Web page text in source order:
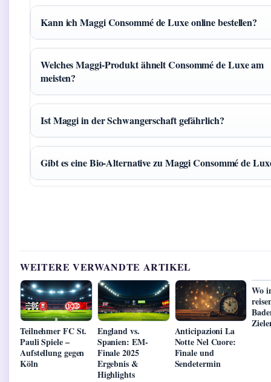
Kann ich Maggi Consommé de Luxe online bestellen?
Welches Maggi-Produkt ähnelt Consommé de Luxe am
meisten?
Ist Maggi in der Schwangerschaft gefährlich?
Gibt es eine Bio-Alternative zu Maggi Consommé de
WEITERE VERWANDTE ARTIKEL
Teilnehmer FC St.
Pauli Spiele –
Aufstellung gegen
Köln
England vs.
Spanien: EM-
Finale 2025
Ergebnis &
Highlights
Anticipazioni La
Notte Nel Cuore:
Finale und
Sendetermin
Wo